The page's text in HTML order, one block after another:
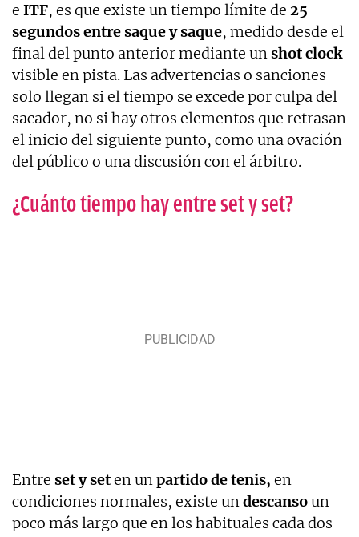
e ITF, es que existe un tiempo límite de 25
segundos entre saque y saque, medido desde el
final del punto anterior mediante unshot clock
visible en pista. Las advertencias o sanciones
solo llegan si el tiempo se excede por culpa del
sacador, no si hay otros elementos que retrasan
el inicio del siguiente punto, como una ovación
del público o una discusión con el árbitro.
¿Cuánto tiempo hay entre set y set?
Entre set y seten unpartido de tenis, en
condiciones normales, existe undescansoun
poco más largo que en los habituales cada dos